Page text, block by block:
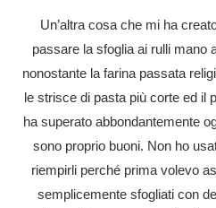
Un’altra cosa che mi ha
passare la sfoglia ai rulli mano
nonostante la farina passata
le strisce di pasta più corte ed il
ha superato abbondantemente
sono proprio buoni. Non ho
riempirli perché prima volevo
semplicemente sfogliati con